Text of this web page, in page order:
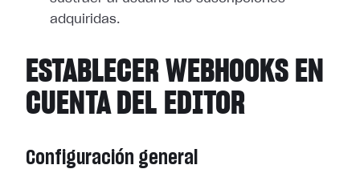
adquiridas.
ESTABLECER WEBHOOKS EN
CUENTA DEL EDITOR
Configuración general